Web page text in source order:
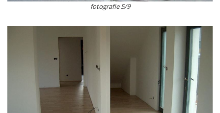
fotografie 5/9